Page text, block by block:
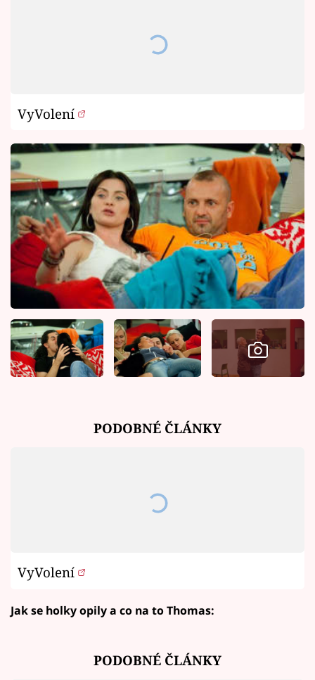
VyVolení
PODOBNÉ ČLÁNKY
VyVolení
Jak se holky opily a co na to Thomas:
PODOBNÉ ČLÁNKY